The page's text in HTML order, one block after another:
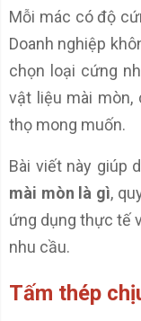
Mỗi mác có độ
Doanh nghiệp
chọn loại cứng
vật liệu mài mòn,
thọ mong muốn.
Bài viết này giúp
mài mòn là gì,
ứng dụng thực tế
nhu cầu.
Tấm thép